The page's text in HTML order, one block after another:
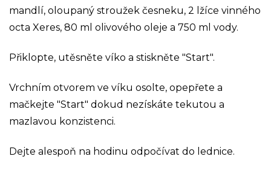
mandlí, oloupaný stroužek česneku, 2 lžíce vinného
octa Xeres, 80 ml olivového oleje a 750 ml vody.
Přiklopte, utěsněte víko a stiskněte "Start".
Vrchním otvorem ve víku osolte, opepřete a
mačkejte "Start" dokud nezískáte tekutou a
mazlavou konzistenci.
Dejte alespoň na hodinu odpočívat do lednice.